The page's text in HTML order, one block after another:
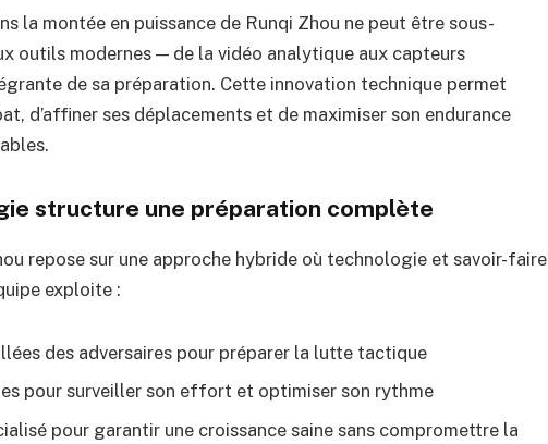
la montée en puissance de Runqi Zhou ne peut être sous-
outils modernes — de la vidéo analytique aux capteurs
de sa préparation. Cette innovation technique permet
d’affiner ses déplacements et de maximiser son endurance
structure une préparation complète
repose sur une approche hybride où technologie et savoir-faire
exploite :
des adversaires pour préparer la lutte tactique
pour surveiller son effort et optimiser son rythme
pour garantir une croissance saine sans compromettre la